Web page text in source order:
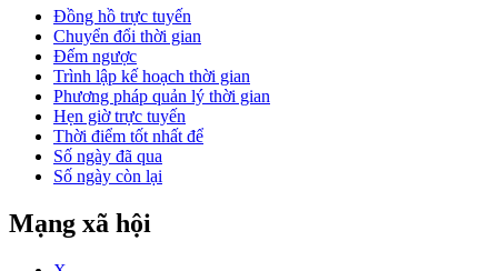
Đồng hồ trực tuyến
Chuyển đổi thời gian
Đếm ngược
Trình lập kế hoạch thời gian
Phương pháp quản lý thời gian
Hẹn giờ trực tuyến
Thời điểm tốt nhất để
Số ngày đã qua
Số ngày còn lại
Mạng xã hội